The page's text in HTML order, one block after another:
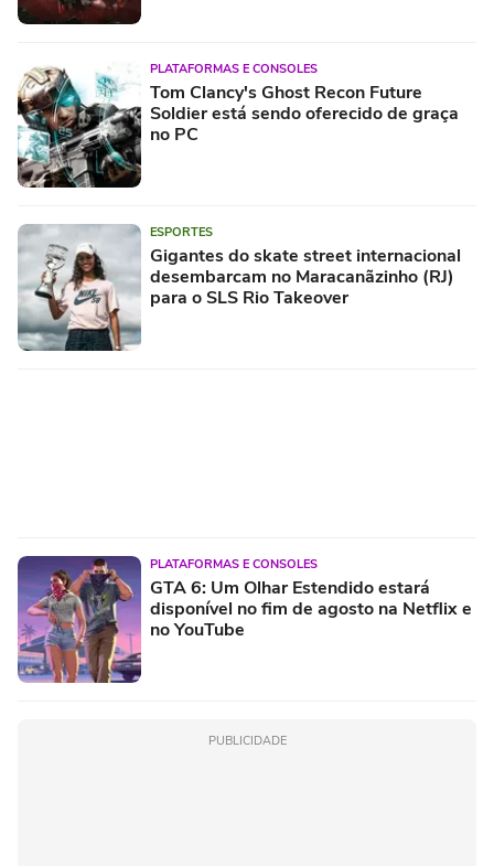
PLATAFORMAS E CONSOLES
Tom Clancy's Ghost Recon Future
Soldier está sendo oferecido de graça
no PC
ESPORTES
Gigantes do skate street internacional
desembarcam no Maracanãzinho (RJ)
para o SLS Rio Takeover
PLATAFORMAS E CONSOLES
GTA 6: Um Olhar Estendido estará
disponível no fim de agosto na Netflix e
no YouTube
PUBLICIDADE